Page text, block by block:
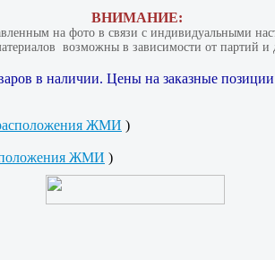
ВНИМАНИЕ:
на фото в связи с индивидуальными
возможны в зависимости от партий и
в наличии. Цены на заказные
ЖМИ )
ЖМИ )